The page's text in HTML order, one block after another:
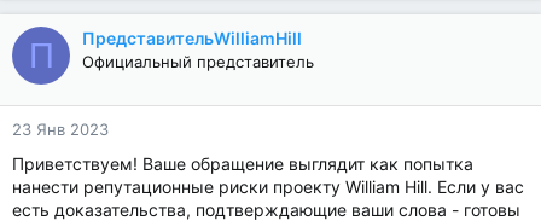
П ПредставительWilliamHill
Официальный представитель
23 Янв 2023
Приветствуем! Ваше обращение выглядит как попытка
нанести репутационные риски проекту William Hill. Если у вас
есть доказательства, подтверждающие ваши слова - готовы